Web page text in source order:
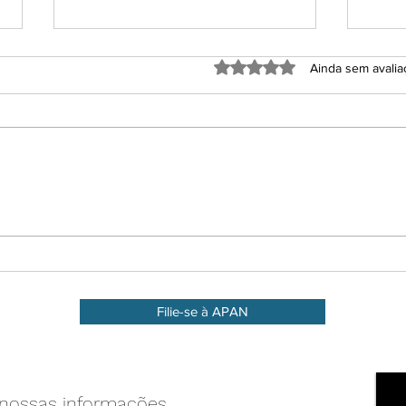
Avaliado com 0 de 5
Ainda sem
Filie-se à APAN